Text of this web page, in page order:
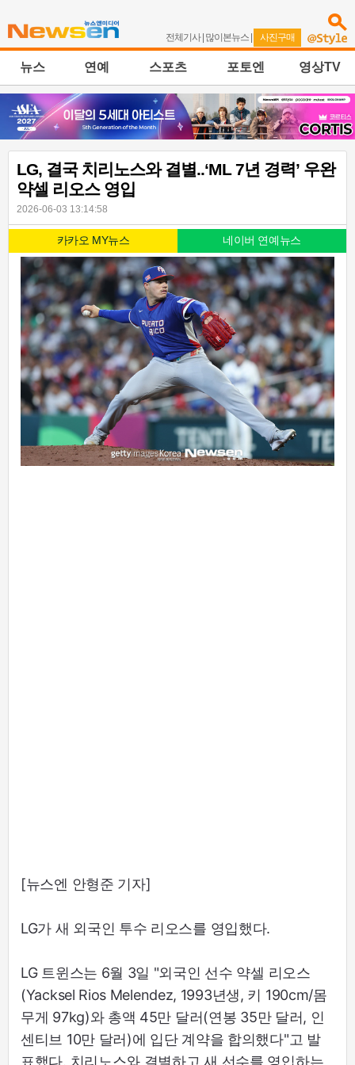
전체기사| 많이본뉴스 | 사진구매
뉴스 연예 스포츠 포토엔 영상TV
LG, 결국 치리노스와 결별..‘ML 7년 경력’ 우완
약셀 리오스 영입
2026-06-03 13:14:58
카카오 MY뉴스 네이버 연예뉴스
[뉴스엔 안형준 기자]
LG가 새 외국인 투수 리오스를 영입했다.
LG 트윈스는 6월 3일 "외국인 선수 약셀 리오스
(Yacksel Rios Melendez, 1993년생, 키 190cm/몸
무게 97kg)와 총액 45만 달러(연봉 35만 달러, 인
센티브 10만 달러)에 입단 계약을 합의했다"고 발
표했다. 치리노스와 결별하고 새 선수를 영입하는